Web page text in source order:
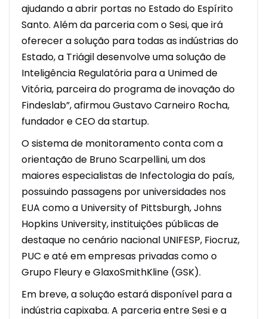
ajudando a abrir portas no Estado do Espírito
Santo. Além da parceria com o Sesi, que irá
oferecer a solução para todas as indústrias do
Estado, a Triágil desenvolve uma solução de
Inteligência Regulatória para a Unimed de
Vitória, parceira do programa de inovação do
Findeslab”, afirmou Gustavo Carneiro Rocha,
fundador e CEO da startup.
O sistema de monitoramento conta com a
orientação de Bruno Scarpellini, um dos
maiores especialistas de Infectologia do país,
possuindo passagens por universidades nos
EUA como a University of Pittsburgh, Johns
Hopkins University, instituições públicas de
destaque no cenário nacional UNIFESP, Fiocruz,
PUC e até em empresas privadas como o
Grupo Fleury e GlaxoSmithKline (GSK).
Em breve, a solução estará disponível para a
indústria capixaba. A parceria entre Sesi e a